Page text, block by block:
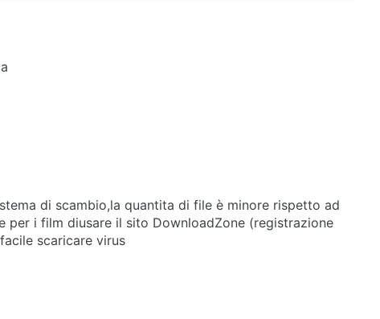
di scambio,la quantita di file è minore rispetto ad
per i film diusare il sito DownloadZone (registrazione
scaricare virus